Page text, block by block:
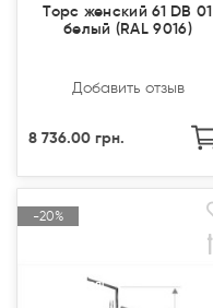
Торс женский 61 DB 01
белый (RAL 9016)
Добавить отзыв
8 736.00 грн.
-20%
Закончился(
-20%
Закончился(